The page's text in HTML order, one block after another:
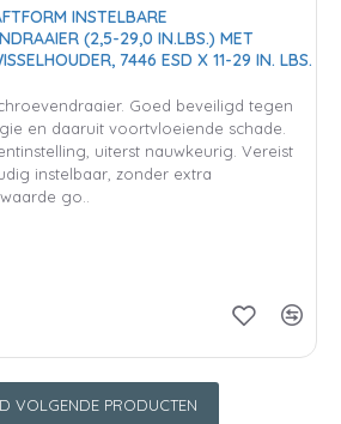
INSTELBARE
(2,5-29,0 IN.LBS.) MET
7446 ESD X 11-29 IN. LBS.
Goed beveiligd tegen
en daaruit voortvloeiende schade.
uiterst nauwkeurig. Vereist
instelbaar, zonder extra
go..
VOLGENDE PRODUCTEN